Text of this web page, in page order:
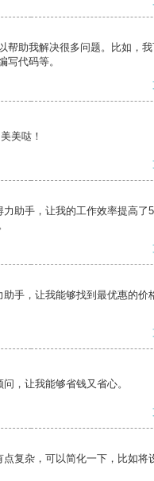
帮助我解决很多问题。比如，
写代码等。
美哒！
助手，让我的工作效率提高了
手，让我能够找到最优惠的价
，让我能够省钱又省心。
复杂，可以简化一下，比如将